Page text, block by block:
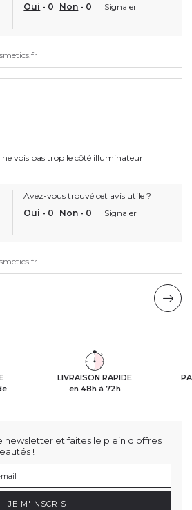
Oui - 0 Non - 0 Signaler
ne vois pas trop le côté illuminateur
Avez-vous trouvé cet avis utile ?
Oui - 0 Non - 0 Signaler
LIVRAISON RAPIDE
en 48h à 72h
newsletter et faites le plein d'offres
!
JE M'INSCRIS